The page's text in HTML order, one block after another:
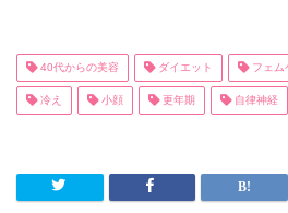
40代からの美容 ダイエット フェム
冷え 小顔 更年期 自律神経